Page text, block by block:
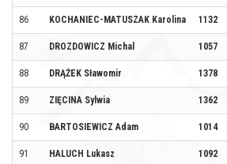
86 KOCHANIEC-MATUSZAK Karolina 1132
87 DROZDOWICZ Michal 1057
88 DRĄŻEK Sławomir 1378
89 ZIĘCINA Sylwia 1362
90 BARTOSIEWICZ Adam 1014
91 HALUCH Lukasz 1092